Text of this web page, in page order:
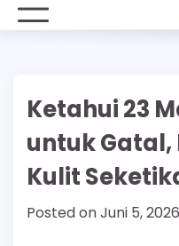
Ketahui 23
untuk
Kulit
Posted onJuni 5, 2026